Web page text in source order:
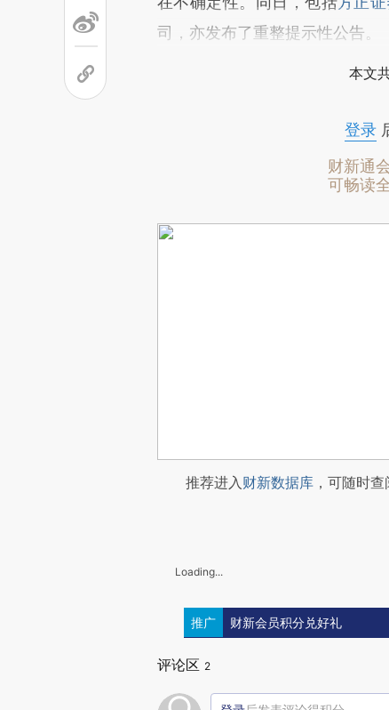
司，亦发布了重整提示性公告。
本文
登录
财新通
可畅读
推荐进入财新数据库 ，可随时
Loading...
推广 财新会员积分兑好礼
评论区 2